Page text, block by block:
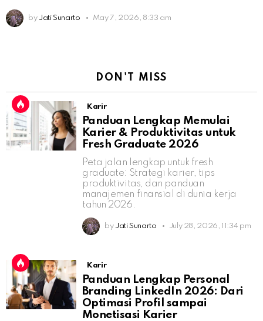
by Jati Sunarto May 7, 2026, 8:33 am
DON'T MISS
Karir
Panduan Lengkap Memulai
Karier & Produktivitas untuk
Fresh Graduate 2026
Peta jalan lengkap untuk fresh
graduate: Strategi karier, tips
produktivitas, dan panduan
manajemen finansial di dunia kerja
tahun 2026.
by Jati Sunarto July 28, 2026, 11:34 pm
Karir
Panduan Lengkap Personal
Branding LinkedIn 2026: Dari
Optimasi Profil sampai
Monetisasi Karier